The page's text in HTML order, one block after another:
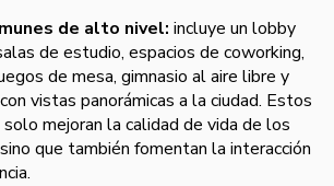
de alto nivel: incluye un lobby
de estudio, espacios de coworking,
de mesa, gimnasio al aire libre y
vistas panorámicas a la ciudad. Estos
mejoran la calidad de vida de los
que también fomentan la interacción